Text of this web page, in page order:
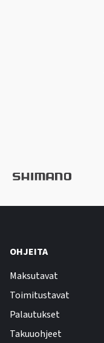
OHJEITA
Maksutavat
Toimitustavat
Palautukset
Takuuohjeet